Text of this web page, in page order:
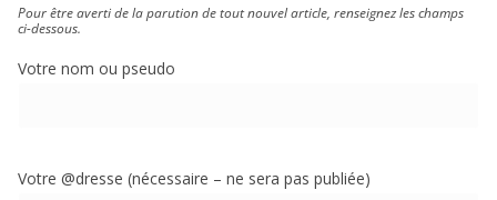
Pour être aver­ti de la paru­tion de tout nou­vel article, ren­sei­gnez les champs
ci-dessous.
Votre nom ou pseudo
Votre @dresse (néces­saire – ne sera pas publiée)